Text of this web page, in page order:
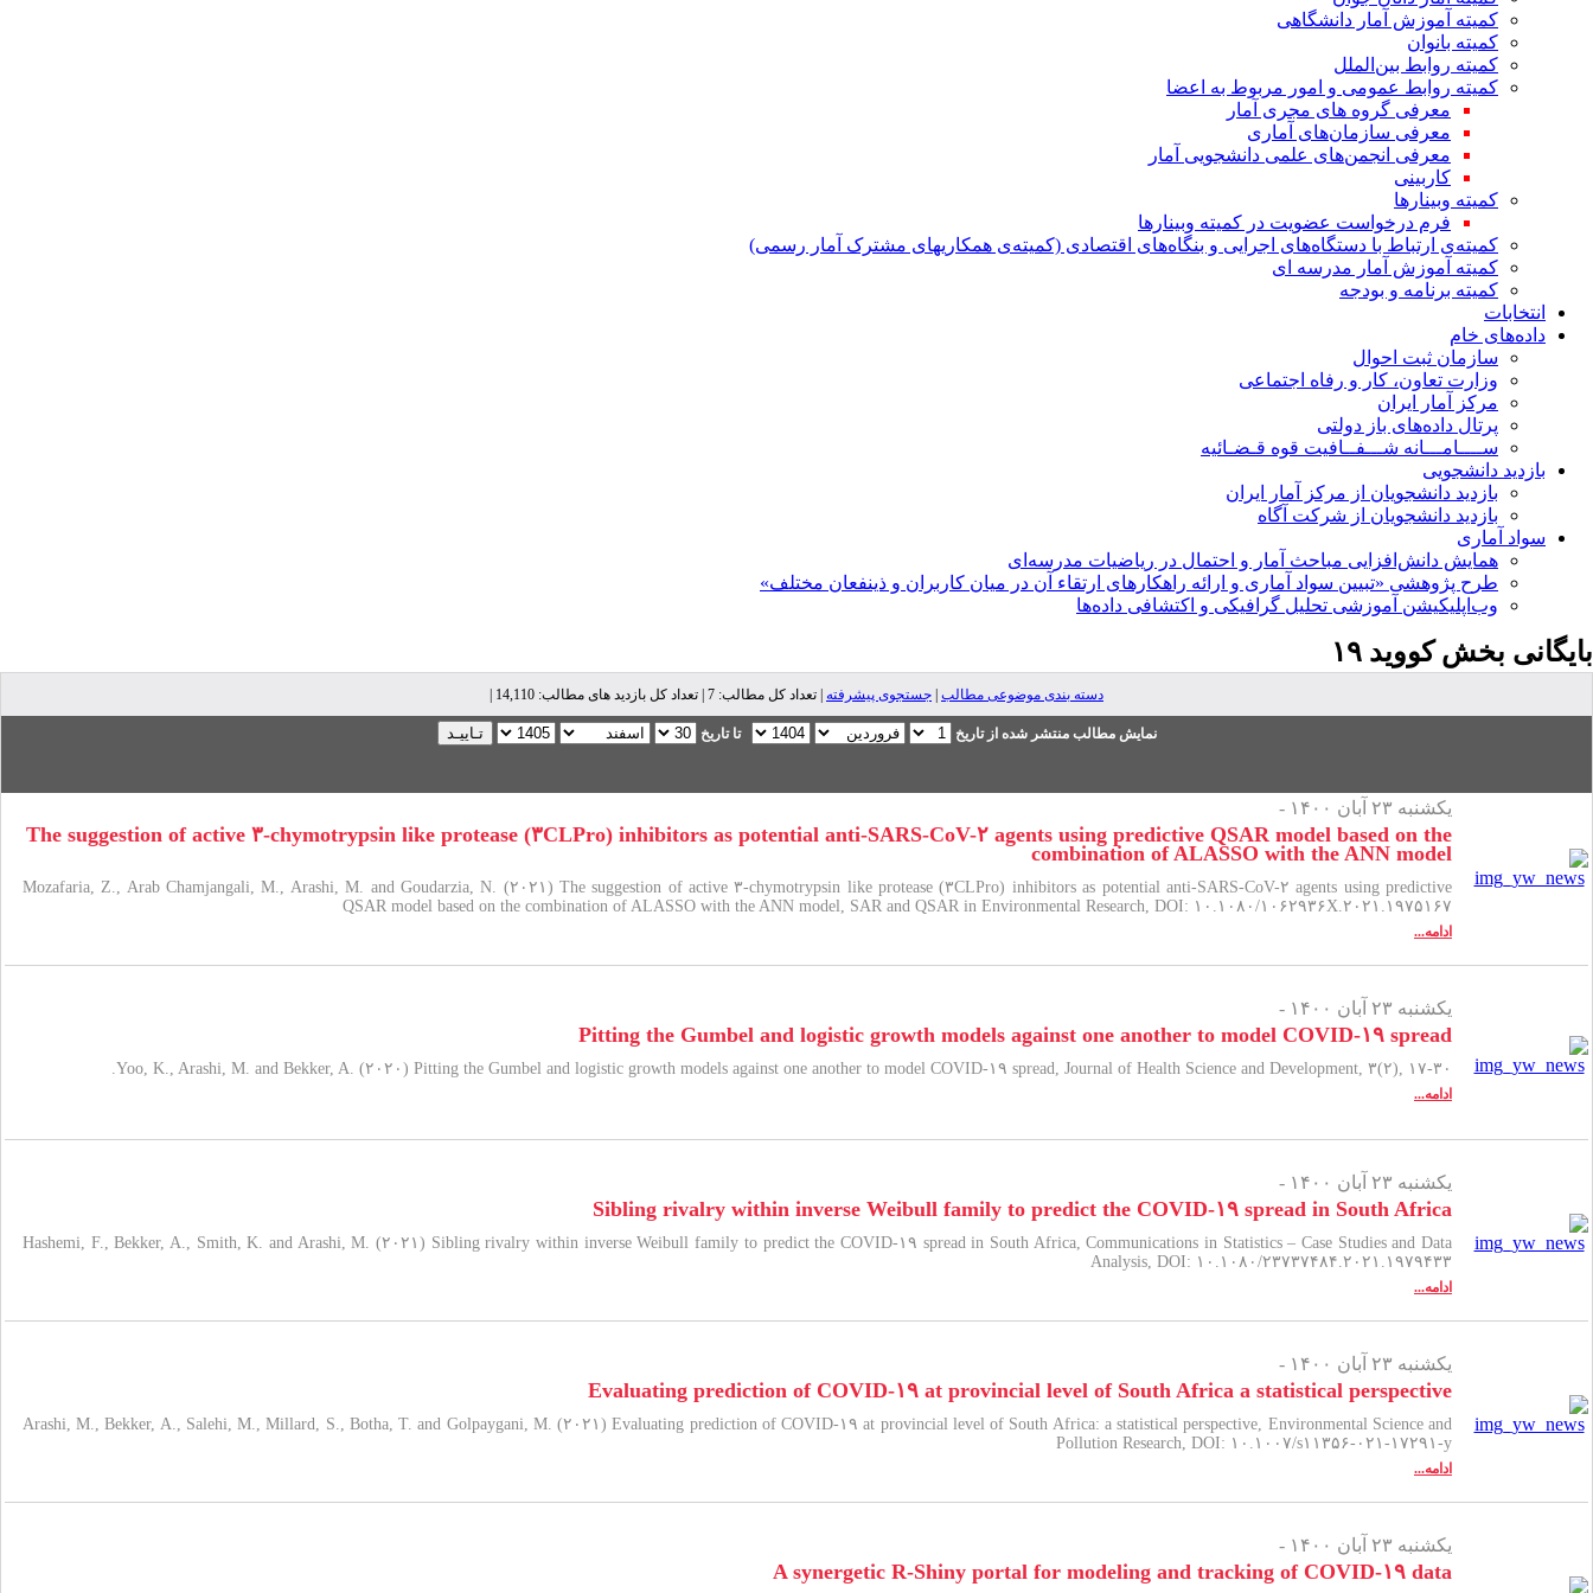
کمیته آموزش آمار دانشگاهی
کمیته بانوان
کمیته روابط بین‌الملل
کمیته روابط عمومی و امور مربوط به اعضا
معرفی گروه های مجری آمار
معرفی سازمان‌های آماری
معرفی انجمن‌های علمی دانشجویی آمار
کاربینی
کمیته وبینارها
فرم درخواست عضویت در کمیته وبینارها
کمیته‌ی ارتباط با دستگاه‌های اجرایی و بنگاه‌های اقتصادی (کمیته‌ی همکاریهای مشترک آمار رسمی)
کمیته آموزش آمار مدرسه ای
کمیته برنامه و بودجه
انتخابات
داده‌های خام
سازمان ثبت احوال
وزارت تعاون، کار و رفاه اجتماعی
مرکز آمار ایران
پرتال داده‌های باز دولتی
ســــامـــانه شـــفــافیت قوه قـضـائیه
بازدید دانشجویی
بازدید دانشجویان از مرکز آمار ایران
بازدید دانشجویان از شرکت آگاه
سواد آماری
همایش دانش‌افزایی مباحث آمار و احتمال در ریاضیات مدرسه‌ای
طرح پژوهشی «تبیین سواد آماری و ارائه راهکارهای ارتقاء آن در میان کاربران و ذینفعان مختلف»
وب‌اپلیکیشن آموزشی تحلیل گرافیکی و اکتشافی داده‌ها
بایگانی بخشکووید ۱۹
دسته بندی موضوعی مطالب جستجوی پیشرفته | تعداد کل مطالب: 7 | تعداد کل بازدید های مطالب: 14,110 |
نمایش مطالب منتشر شده از تاریخ تا تاریخ
یکشنبه ۲۳ آبان ۱۴۰۰ -
The suggestion of active ۳-chymotrypsin like protease (۳CLPro) inhibitors as potential anti-SARS-CoV-۲ agents using predictive QSAR model based on the
combination of ALASSO with the ANN model
Mozafaria, Z., Arab Chamjangali, M., Arashi, M. and Goudarzia, N. (۲۰۲۱) The suggestion of active ۳-chymotrypsin like protease (۳CLPro) inhibitors as potential anti-SARS-CoV-۲ agents using predictive
QSAR model based on the combination of ALASSO with the ANN model, SAR and QSAR in Environmental Research, DOI: ۱۰.۱۰۸۰/۱۰۶۲۹۳۶X.۲۰۲۱.۱۹۷۵۱۶۷
ادامه...
یکشنبه ۲۳ آبان ۱۴۰۰ -
Pitting the Gumbel and logistic growth models against one another to model COVID-۱۹ spread
Yoo, K., Arashi, M. and Bekker, A. (۲۰۲۰) Pitting the Gumbel and logistic growth models against one another to model COVID-۱۹ spread, Journal of Health Science and Development, ۳(۲), ۱۷-۳۰.
ادامه...
یکشنبه ۲۳ آبان ۱۴۰۰ -
Sibling rivalry within inverse Weibull family to predict the COVID-۱۹ spread in South Africa
Hashemi, F., Bekker, A., Smith, K. and Arashi, M. (۲۰۲۱) Sibling rivalry within inverse Weibull family to predict the COVID-۱۹ spread in South Africa, Communications in Statistics – Case Studies and Data
Analysis, DOI: ۱۰.۱۰۸۰/۲۳۷۳۷۴۸۴.۲۰۲۱.۱۹۷۹۴۳۳
ادامه...
یکشنبه ۲۳ آبان ۱۴۰۰ -
Evaluating prediction of COVID-۱۹ at provincial level of South Africa a statistical perspective
Arashi, M., Bekker, A., Salehi, M., Millard, S., Botha, T. and Golpaygani, M. (۲۰۲۱) Evaluating prediction of COVID-۱۹ at provincial level of South Africa: a statistical perspective, Environmental Science and
Pollution Research, DOI: ۱۰.۱۰۰۷/s۱۱۳۵۶-۰۲۱-۱۷۲۹۱-y
ادامه...
یکشنبه ۲۳ آبان ۱۴۰۰ -
A synergetic R-Shiny portal for modeling and tracking of COVID-۱۹ data